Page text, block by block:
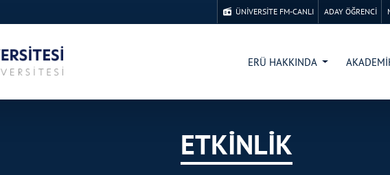
ÜNİVERSİTE FM-CANLI ADAY ÖĞRENCİ
ERÜ HAKKINDA
ETKİNLİK